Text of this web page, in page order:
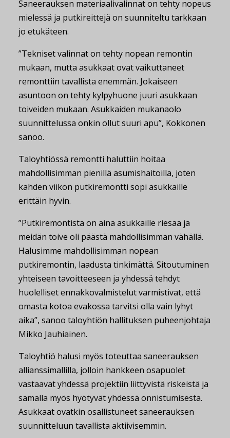
Saneerauksen materiaalivalinnat on tehty nopeus
mielessä ja putkireittejä on suunniteltu tarkkaan
jo etukäteen.
”Tekniset valinnat on tehty nopean remontin
mukaan, mutta asukkaat ovat vaikuttaneet
remonttiin tavallista enemmän. Jokaiseen
asuntoon on tehty kylpyhuone juuri asukkaan
toiveiden mukaan. Asukkaiden mukanaolo
suunnittelussa onkin ollut suuri apu”, Kokkonen
sanoo.
Taloyhtiössä remontti haluttiin hoitaa
mahdollisimman pienillä asumishaitoilla, joten
kahden viikon putkiremontti sopi asukkaille
erittäin hyvin.
”Putkiremontista on aina asukkaille riesaa ja
meidän toive oli päästä mahdollisimman vähällä.
Halusimme mahdollisimman nopean
putkiremontin, laadusta tinkimättä. Sitoutuminen
yhteiseen tavoitteeseen ja yhdessä tehdyt
huolelliset ennakkovalmistelut varmistivat, että
omasta kotoa evakossa tarvitsi olla vain lyhyt
aika”, sanoo taloyhtiön hallituksen puheenjohtaja
Mikko Jauhiainen.
Taloyhtiö halusi myös toteuttaa saneerauksen
allianssimallilla, jolloin hankkeen osapuolet
vastaavat yhdessä projektiin liittyvistä riskeistä ja
samalla myös hyötyvät yhdessä onnistumisesta.
Asukkaat ovatkin osallistuneet saneerauksen
suunnitteluun tavallista aktiivisemmin.